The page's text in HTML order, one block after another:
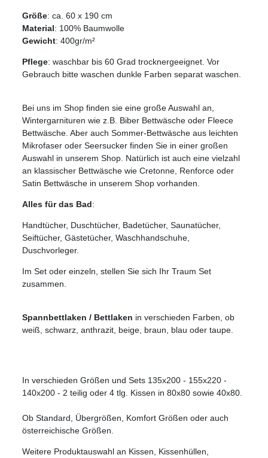
Größe: ca. 60 x 190 cm
Material: 100% Baumwolle
Gewicht: 400gr/m²
Pflege: waschbar bis 60 Grad trocknergeeignet. Vor
Gebrauch bitte waschen dunkle Farben separat waschen.
Bei uns im Shop finden sie eine große Auswahl an,
Wintergarnituren wie z.B. Biber Bettwäsche oder Fleece
Bettwäsche. Aber auch Sommer-Bettwäsche aus leichten
Mikrofaser oder Seersucker finden Sie in einer großen
Auswahl in unserem Shop. Natürlich ist auch eine vielzahl
an klassischer Bettwäsche wie Cretonne, Renforce oder
Satin Bettwäsche in unserem Shop vorhanden.
Alles für das Bad:
Handtücher, Duschtücher, Badetücher, Saunatücher,
Seiftücher, Gästetücher, Waschhandschuhe,
Duschvorleger.
Im Set oder einzeln, stellen Sie sich Ihr Traum Set
zusammen.
Spannbettlaken / Bettlaken in verschieden Farben, ob
weiß, schwarz, anthrazit, beige, braun, blau oder taupe.
In verschieden Größen und Sets 135x200 - 155x220 -
140x200 - 2 teilig oder 4 tlg. Kissen in 80x80 sowie 40x80.
Ob Standard, Übergrößen, Komfort Größen oder auch
österreichische Größen.
Weitere Produktauswahl an Kissen, Kissenhüllen,